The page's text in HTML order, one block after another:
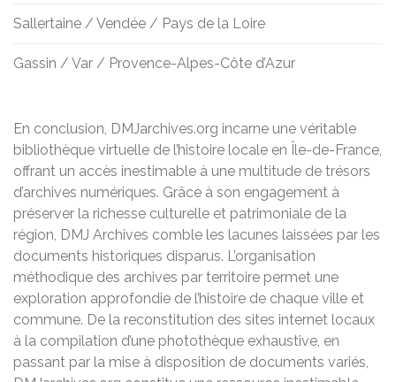
Sallertaine / Vendée / Pays de la Loire
Gassin / Var / Provence-Alpes-Côte d’Azur
En conclusion, DMJarchives.org incarne une véritable
bibliothèque virtuelle de l’histoire locale en Île-de-France,
offrant un accès inestimable à une multitude de trésors
d’archives numériques. Grâce à son engagement à
préserver la richesse culturelle et patrimoniale de la
région, DMJ Archives comble les lacunes laissées par les
documents historiques disparus. L’organisation
méthodique des archives par territoire permet une
exploration approfondie de l’histoire de chaque ville et
commune. De la reconstitution des sites internet locaux
à la compilation d’une photothèque exhaustive, en
passant par la mise à disposition de documents variés,